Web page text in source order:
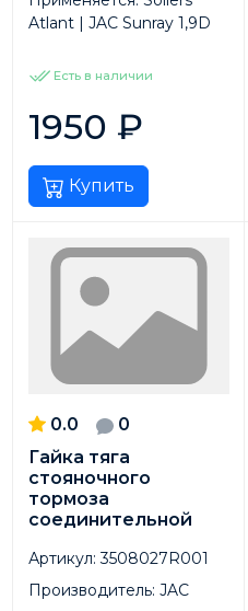
Atlant | JAC Sunray 1,9D
Есть в наличии
1950 ₽
Купить
0.0
0
Гайка тяга
стояночного
тормоза
соединительной
Артикул: 3508027R001
Производитель: JAC